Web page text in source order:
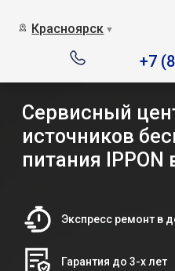
Красноярск ▼
+7
Сервисный
источников
питания IPPON
Экспресс ремонт в
Гарантия до 3-х лет